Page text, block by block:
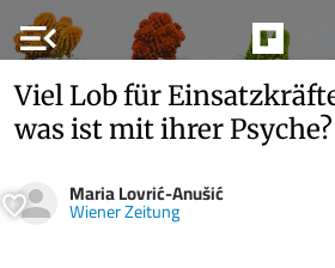
menu_open
Viel Lob für
was ist mit ihrer Psyche?
Maria Lovrić-Anušić
Wiener Zeitung